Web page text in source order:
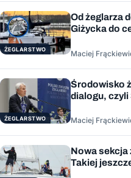
ŻEGLARSTWO
Od żeglarza
Giżycka do
Maciej
ŻEGLARSTWO
Środowisko
dialogu, czyli
Maciej
Nowa sekcja
Takiej